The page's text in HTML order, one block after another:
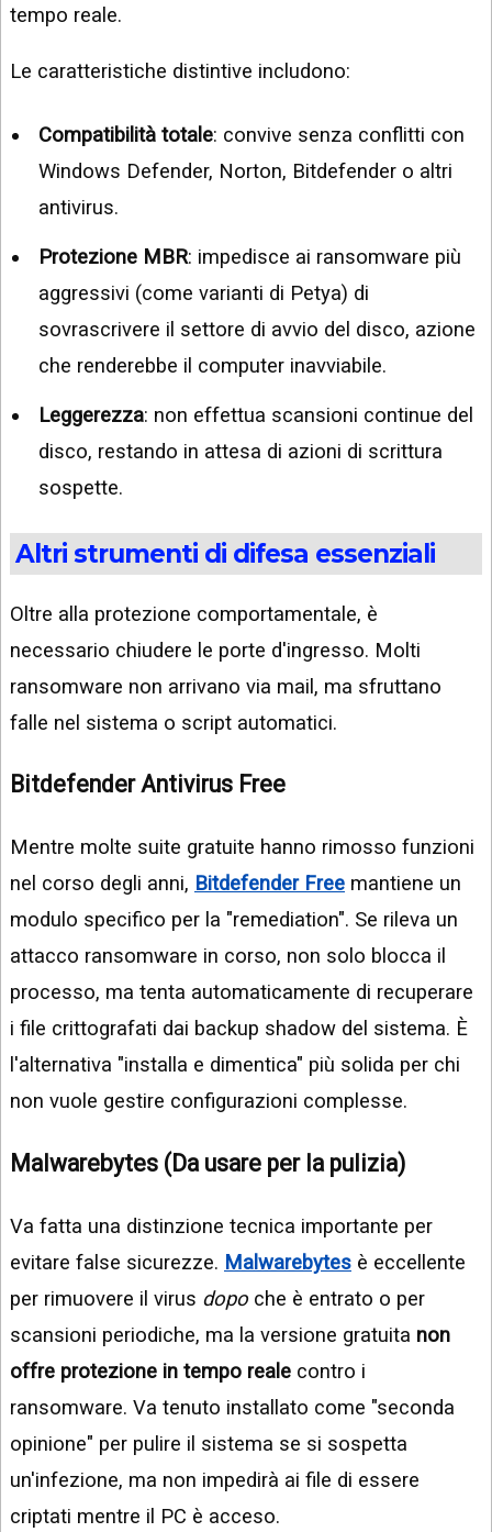
tempo reale.
Le caratteristiche distintive includono:
Compatibilità totale: convive senza conflitti con
Windows Defender, Norton, Bitdefender o altri
antivirus.
Protezione MBR: impedisce ai ransomware più
aggressivi (come varianti di Petya) di
sovrascrivere il settore di avvio del disco, azione
che renderebbe il computer inavviabile.
Leggerezza: non effettua scansioni continue del
disco, restando in attesa di azioni di scrittura
sospette.
Altri strumenti di difesa essenziali
Oltre alla protezione comportamentale, è
necessario chiudere le porte d'ingresso. Molti
ransomware non arrivano via mail, ma sfruttano
falle nel sistema o script automatici.
Bitdefender Antivirus Free
Mentre molte suite gratuite hanno rimosso funzioni
nel corso degli anni, Bitdefender Free mantiene un
modulo specifico per la "remediation". Se rileva un
attacco ransomware in corso, non solo blocca il
processo, ma tenta automaticamente di recuperare
i file crittografati dai backup shadow del sistema. È
l'alternativa "installa e dimentica" più solida per chi
non vuole gestire configurazioni complesse.
Malwarebytes (Da usare per la pulizia)
Va fatta una distinzione tecnica importante per
evitare false sicurezze. Malwarebytes è eccellente
per rimuovere il virus dopoche è entrato o per
scansioni periodiche, ma la versione gratuita non
offre protezione in tempo reale contro i
ransomware. Va tenuto installato come "seconda
opinione" per pulire il sistema se si sospetta
un'infezione, ma non impedirà ai file di essere
criptati mentre il PC è acceso.